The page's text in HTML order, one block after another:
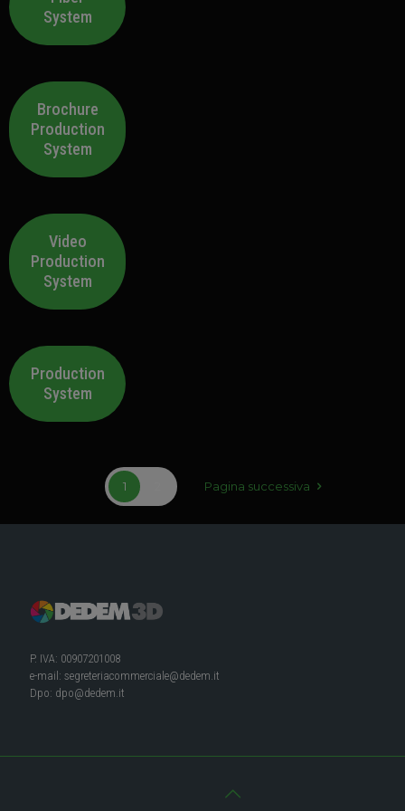
System
Brochure
Production
System
Video
Production
System
Production
System
1 Pagina successiva
P. IVA: 00907201008
e-mail: segreteriacommerciale@dedem.it
Dpo: dpo@dedem.it